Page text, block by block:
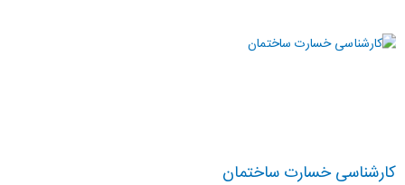
کارشناسی خسارت ساختمان